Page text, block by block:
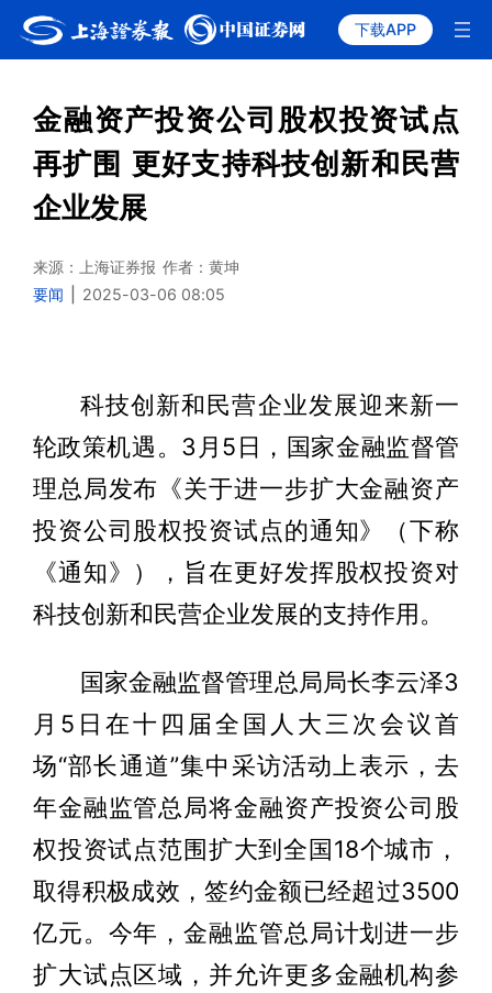
下载APP
金融资产投资公司股权投资试点
再扩围 更好支持科技创新和民营
企业发展
来源：上海证券报 作者：黄坤
要闻
2025-03-06 08:05
科技创新和民营企业发展迎来新一
轮政策机遇。3月5日，国家金融监督管
理总局发布《关于进一步扩大金融资产
投资公司股权投资试点的通知》（下称
《通知》），旨在更好发挥股权投资对
科技创新和民营企业发展的支持作用。
国家金融监督管理总局局长李云泽3
月5日在十四届全国人大三次会议首
场“部长通道”集中采访活动上表示，去
年金融监管总局将金融资产投资公司股
权投资试点范围扩大到全国18个城市，
取得积极成效，签约金额已经超过3500
亿元。今年，金融监管总局计划进一步
扩大试点区域，并允许更多金融机构参